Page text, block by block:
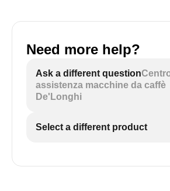
Need more help?
Ask a different question
assistenza macchine da caffè
De'Longhi
Select a different product